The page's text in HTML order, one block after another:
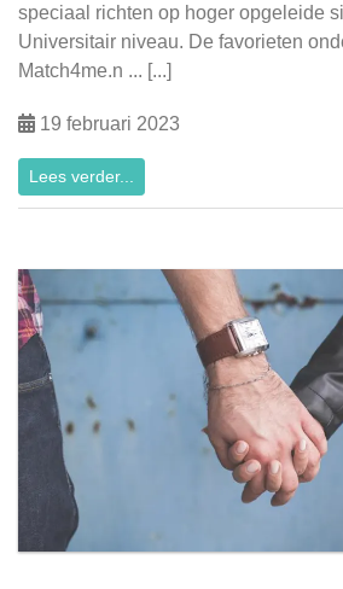
speciaal richten op hoger opgeleide
Universitair niveau. De favorieten
Match4me.n ... [...]
19 februari 2023
Lees verder...